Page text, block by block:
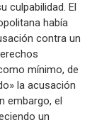
culpabilidad. El
había
contra un
mínimo, de
la acusación
embargo, el
un